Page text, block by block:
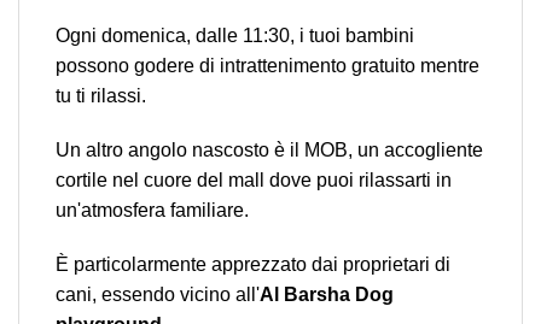
Ogni domenica, dalle 11:30, i tuoi bambini
possono godere di intrattenimento gratuito mentre
tu ti rilassi.
Un altro angolo nascosto è il MOB, un accogliente
cortile nel cuore del mall dove puoi rilassarti in
un'atmosfera familiare.
È particolarmente apprezzato dai proprietari di
cani, essendo vicino all'Al Barsha Dog